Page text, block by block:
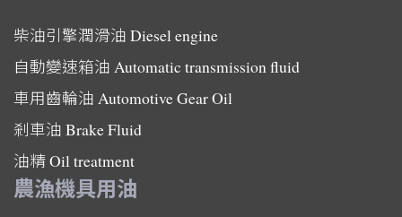
柴油引擎潤滑油 Diesel engine
自動變速箱油 Automatic transmission fluid
車用齒輪油 Automotive Gear Oil
剎車油 Brake Fluid
油精Oil treatment
農漁機具用油